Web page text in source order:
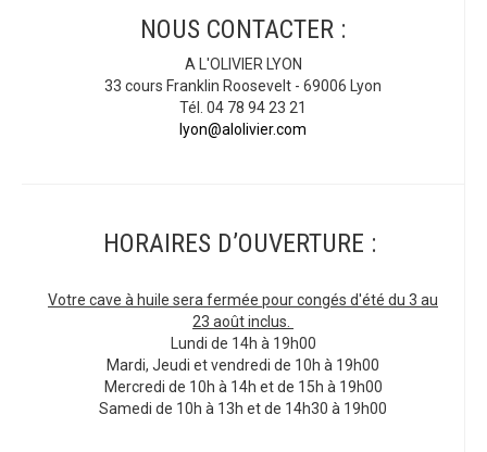
NOUS CONTACTER :
A L'OLIVIER LYON
33 cours Franklin Roosevelt - 69006 Lyon
Tél. 04 78 94 23 21
lyon@alolivier.com
HORAIRES D’OUVERTURE :
Votre cave à huile sera fermée pour congés d'été du 3 au
23 août inclus.
Lundi de 14h à 19h00
Mardi, Jeudi et vendredi de 10h à 19h00
Mercredi de 10h à 14h et de 15h à 19h00
Samedi de 10h à 13h et de 14h30 à 19h00